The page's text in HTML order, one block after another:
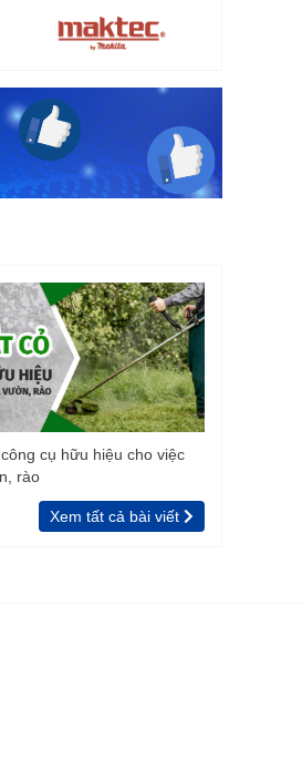
cụ hữu hiệu cho việc
rào
Xem tất cả bài viết